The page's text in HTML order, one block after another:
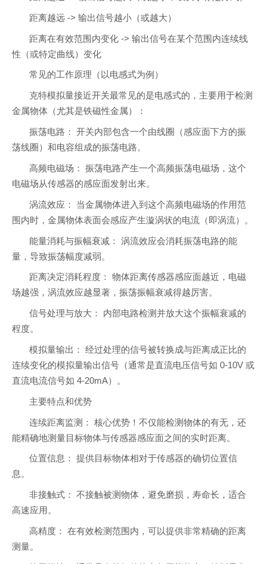
距离越远 -> 输出信号越小（或越大）
距离在有效范围内变化 -> 输出信号在某个范围内连续线
性（或特定曲线）变化
常见的工作原理（以电感式为例）
克特模拟量接近开关最常见的是电感式的，主要用于检测
金属物体（尤其是铁磁性金属）：
振荡电路： 开关内部包含一个由线圈（感应面下方的振
荡线圈）和电容组成的振荡电路。
高频电磁场： 振荡电路产生一个高频振荡电磁场，这个
电磁场从传感器的感应面发射出来。
涡流效应： 当金属物体进入到这个高频电磁场的作用范
围内时，金属物体表面会感应产生漩涡状的电流（即涡流）。
能量消耗与振幅衰减： 涡流效应会消耗振荡电路的能
量，导致振荡幅度减弱。
距离决定消耗程度： 物体距离传感器感应面越近，电磁
场越强，涡流效应越显著，振荡振幅衰减得越厉害。
信号处理与放大： 内部电路检测并放大这个振幅衰减的
程度。
模拟量输出： 经过处理的信号被转换成与距离成正比的
连续变化的模拟量输出信号（通常是直流电压信号如 0-10V 或
直流电流信号如 4-20mA）。
主要特点和优势
连续距离监测： 核心优势！不仅能检测物体的有无，还
能精确地测量目标物体与传感器感应面之间的实时距离。
位置信息： 提供目标物体相对于传感器的确切位置信
息。
非接触式： 不接触被测物体，避免磨损，寿命长，适合
高速应用。
高精度： 在有效检测范围内，可以提供非常精确的距离
测量。